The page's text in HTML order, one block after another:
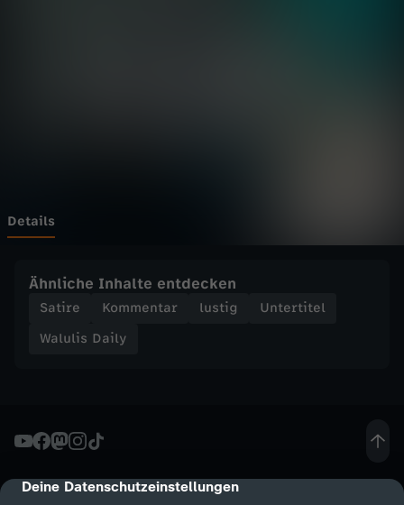
cmp-dialog-description
Deine Datenschutzeinstellungen
-
W
a
m
T
Details
Ähnliche Inhalte entdecken
Satire Kommentar lustig
Untertitel
Walulis Daily